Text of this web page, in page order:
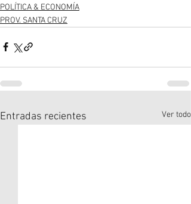
POLÍTICA & ECONOMÍA
PROV. SANTA CRUZ
Entradas recientes Ver todo